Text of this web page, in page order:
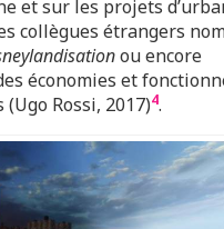
et sur les projets
collègues étrangers
ou encore
économies et
Rossi, 2017)4.